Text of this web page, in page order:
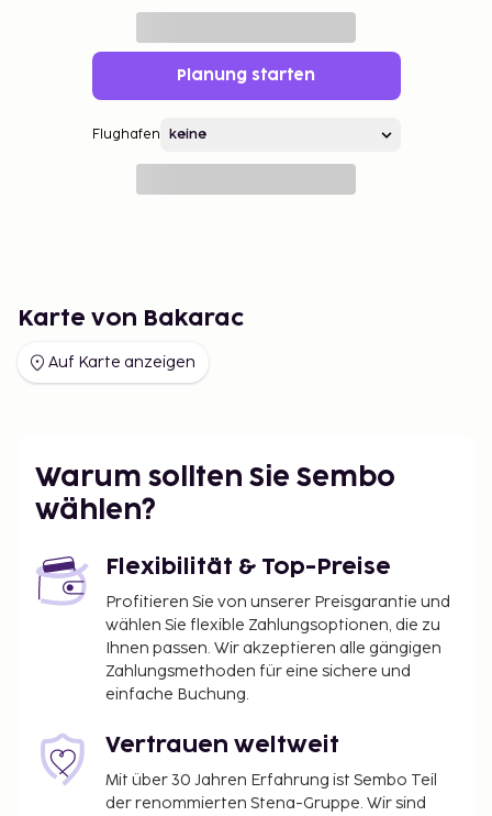
Planung starten
Flughafen
Karte von Bakarac
Auf Karte anzeigen
Warum sollten Sie Sembo
wählen?
Flexibilität & Top-Preise
Profitieren Sie von unserer Preisgarantie und
wählen Sie flexible Zahlungsoptionen, die zu
Ihnen passen. Wir akzeptieren alle gängigen
Zahlungsmethoden für eine sichere und
einfache Buchung.
Vertrauen weltweit
Mit über 30 Jahren Erfahrung ist Sembo Teil
der renommierten Stena-Gruppe. Wir sind